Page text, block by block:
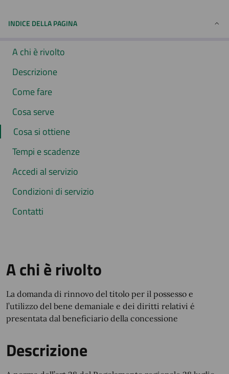
INDICE DELLA PAGINA
A chi è rivolto
Descrizione
Come fare
Cosa serve
Cosa si ottiene
Tempi e scadenze
Accedi al servizio
Condizioni di servizio
Contatti
A chi è rivolto
La domanda di rinnovo del titolo per il possesso e
l’utilizzo del bene demaniale e dei diritti relativi é
presentata dal beneficiario della concessione
Descrizione